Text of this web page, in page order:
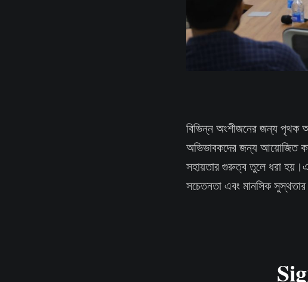
বিভিন্ন অংশীজনের জন্য পৃথক
অভিভাবকদের জন্য আয়োজিত
সহায়তার গুরুত্ব তুলে ধরা
সচেতনতা এবং মানসিক